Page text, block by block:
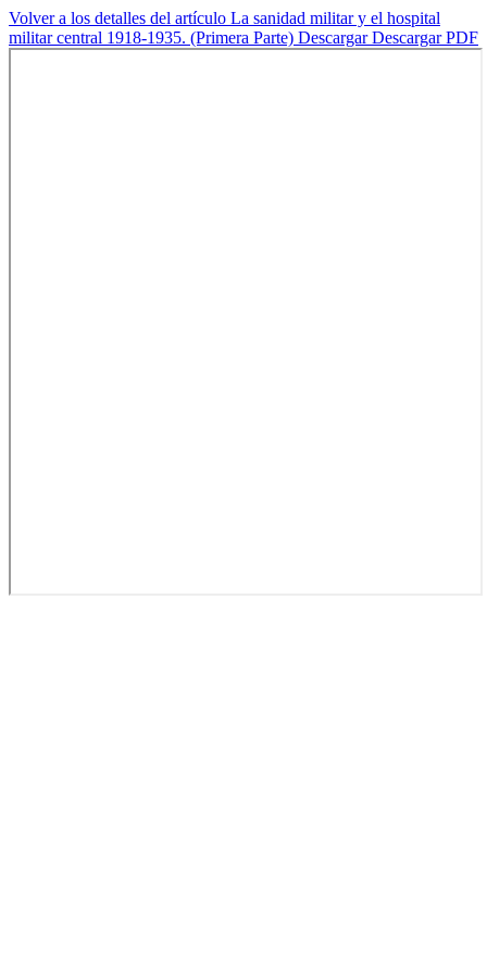
Volver a los detalles del artículo La sanidad militar y el hospital
militar central 1918-1935. (Primera Parte) DescargarDescargar PDF